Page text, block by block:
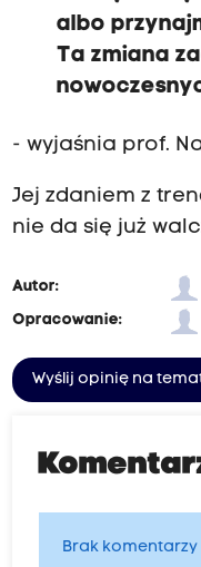
albo
Ta zmiana
- wyjaśnia prof.
Jej zdaniem z
nie da się już
Autor:
Opracowanie:
Wyślij opinię na
Brak komentarzy